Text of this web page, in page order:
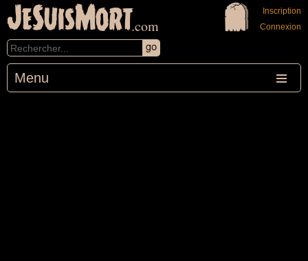
JeSuisMort.com
Menu
Inscription
Connexion